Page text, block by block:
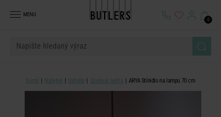
MENU
0
Domů Nábytek Svítidla Závěsná světla ARYA Stínidlo na lampu 70 cm